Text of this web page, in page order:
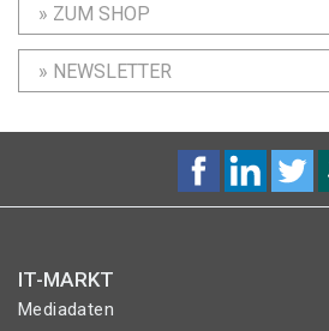
» ZUM SHOP
» NEWSLETTER
IT-MARKT
Mediadaten